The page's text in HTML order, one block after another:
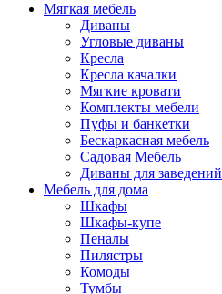
Мягкая мебель
Диваны
Угловые диваны
Кресла
Кресла качалки
Мягкие кровати
Комплекты мебели
Пуфы и банкетки
Бескаркасная мебель
Садовая Мебель
Диваны для заведений
Мебель для дома
Шкафы
Шкафы-купе
Пеналы
Пилястры
Комоды
Тумбы